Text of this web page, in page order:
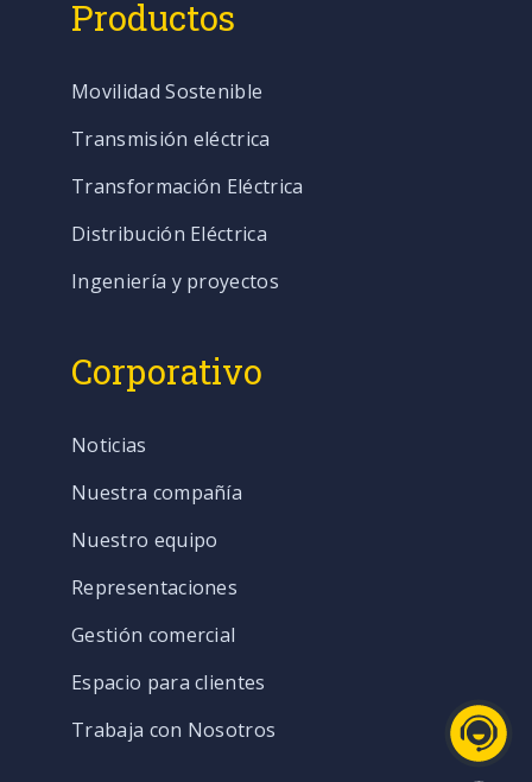
Productos
Movilidad Sostenible
Transmisión eléctrica
Transformación Eléctrica
Distribución Eléctrica
Ingeniería y proyectos
Corporativo
Noticias
Nuestra compañía
Nuestro equipo
Representaciones
Gestión comercial
Espacio para clientes
Trabaja con Nosotros